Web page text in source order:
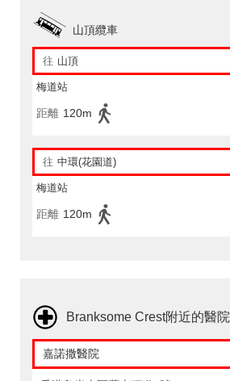
山頂纜車
往 山頂
梅道站
距離 120m
往 中環(花園道)
梅道站
距離 120m
Branksome Crest附近的醫院
嘉諾撒醫院